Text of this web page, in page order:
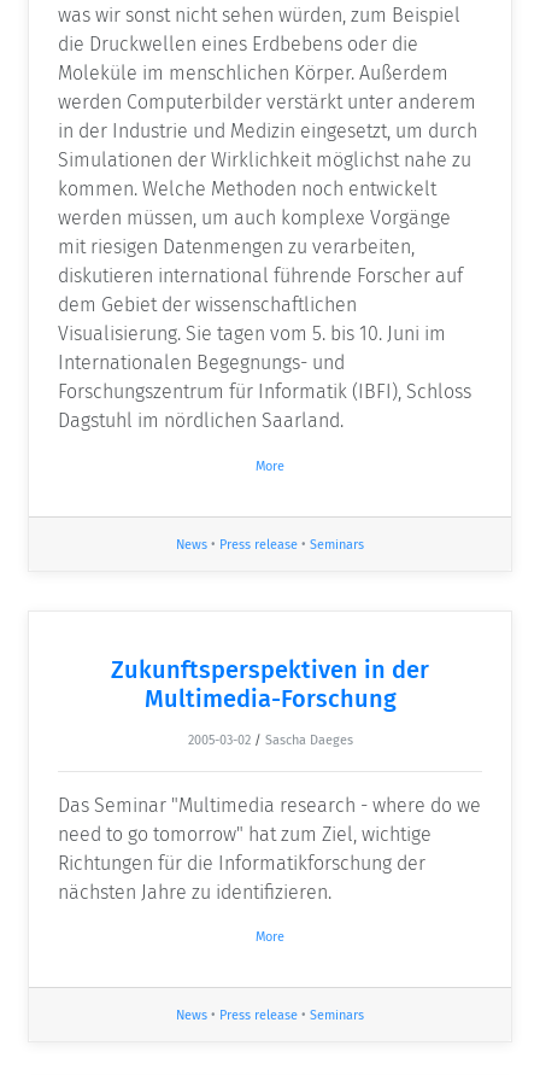
was wir sonst nicht sehen würden, zum Beispiel
die Druckwellen eines Erdbebens oder die
Moleküle im menschlichen Körper. Außerdem
werden Computerbilder verstärkt unter anderem
in der Industrie und Medizin eingesetzt, um durch
Simulationen der Wirklichkeit möglichst nahe zu
kommen. Welche Methoden noch entwickelt
werden müssen, um auch komplexe Vorgänge
mit riesigen Datenmengen zu verarbeiten,
diskutieren international führende Forscher auf
dem Gebiet der wissenschaftlichen
Visualisierung. Sie tagen vom 5. bis 10. Juni im
Internationalen Begegnungs- und
Forschungszentrum für Informatik (IBFI), Schloss
Dagstuhl im nördlichen Saarland.
More
News • Press release • Seminars
Zukunftsperspektiven in der
Multimedia-Forschung
2005-03-02 / Sascha Daeges
Das Seminar "Multimedia research - where do we
need to go tomorrow" hat zum Ziel, wichtige
Richtungen für die Informatikforschung der
nächsten Jahre zu identifizieren.
More
News • Press release • Seminars